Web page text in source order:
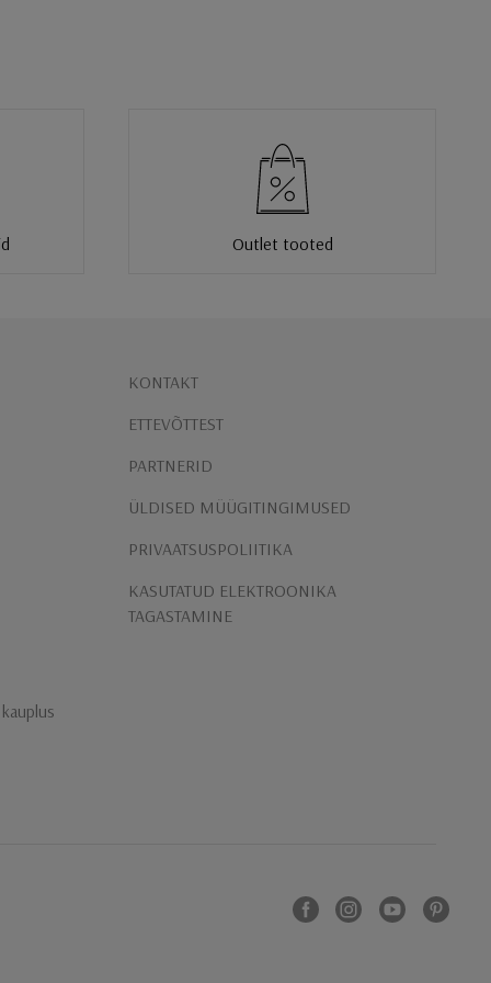
Outlet tooted
KONTAKT
ETTEVÕTTEST
PARTNERID
ÜLDISED MÜÜGITINGIMUSED
PRIVAATSUSPOLIITIKA
KASUTATUD ELEKTROONIKA
TAGASTAMINE